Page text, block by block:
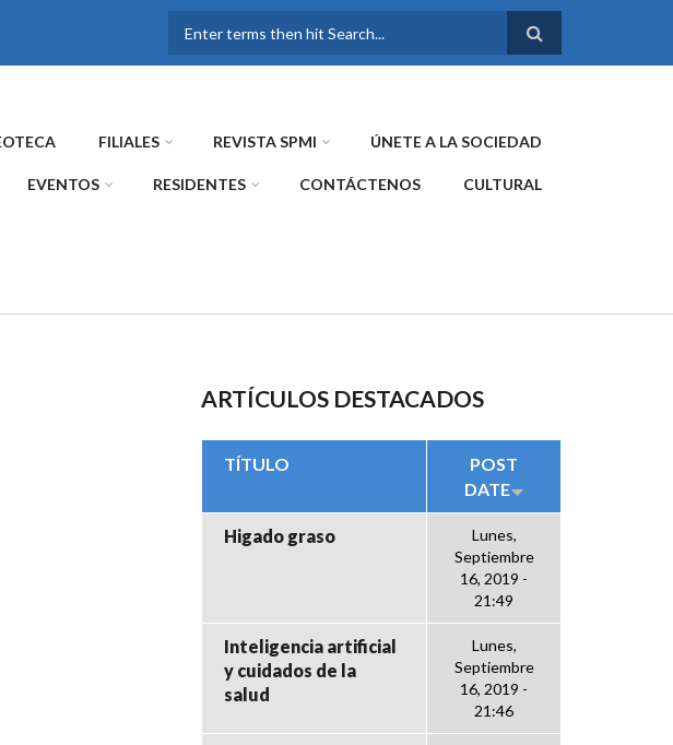
FORMULARIO DE
FILIALES REVISTA SPMI ÚNETE A LA SOCIEDAD
EVENTOS RESIDENTES CONTÁCTENOS CULTURAL
ARTÍCULOS DESTACADOS
TÍTULO
POST
DATE
Higado graso
Lunes,
Septiembre
16, 2019 -
21:49
Inteligencia artificial
y cuidados de la
salud
Lunes,
Septiembre
16, 2019 -
21:46